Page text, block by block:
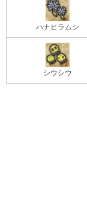
ハナヒラムシ
シウシウ